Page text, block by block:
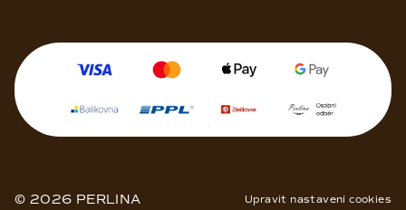
© 2026 PERLINA Upravit nastavení cookies